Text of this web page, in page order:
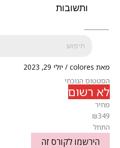
ותשובות
מאת colores
/ יולי 29, 2023
הסטטוס הנוכחי
לא רשום
מחיר
₪349
התחל
הירשמו לקורס זה